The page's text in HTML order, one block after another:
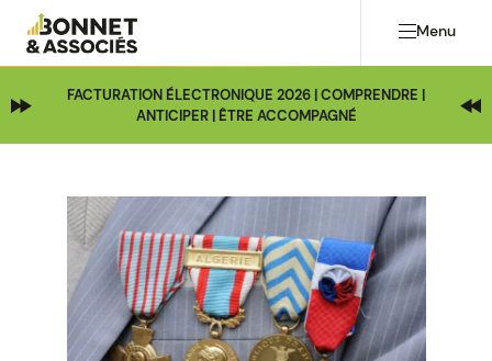
Menu
FACTURATION ÉLECTRONIQUE 2026 | COMPRENDRE |
ANTICIPER | ÊTRE ACCOMPAGNÉ